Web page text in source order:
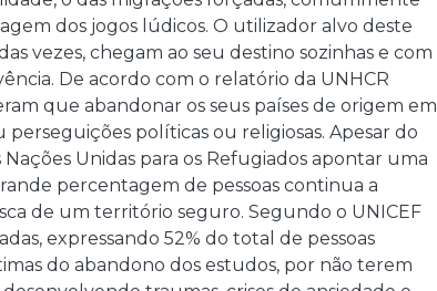
dos jogos lúdicos. O utilizador alvo deste
vezes, chegam ao seu destino sozinhas e com
De acordo com o relatório da UNHCR
que abandonar os seus países de origem em
políticas ou religiosas. Apesar do
Unidas para os Refugiados apontar uma
percentagem de pessoas continua a
de um território seguro. Segundo o UNICEF
expressando 52% do total de pessoas
do abandono dos estudos, por não terem